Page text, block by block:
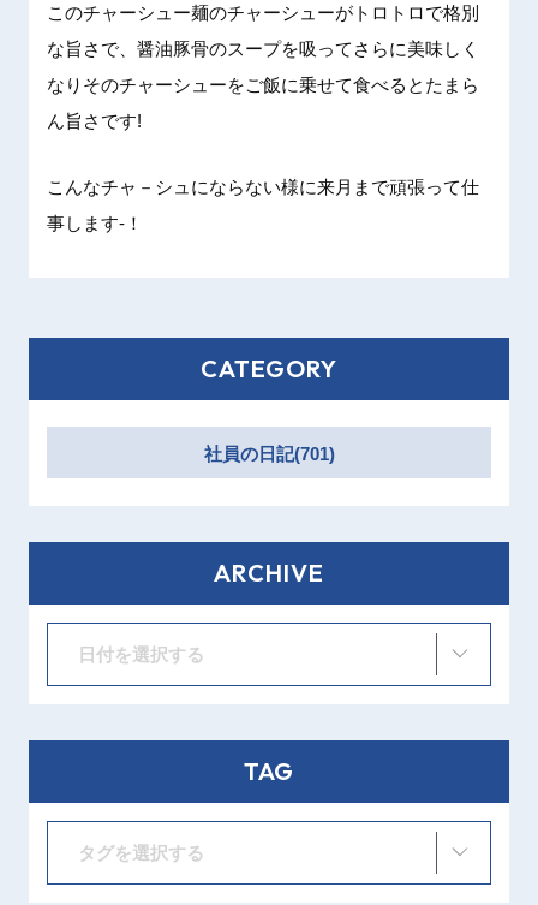
このチャーシュー麺のチャーシューがトロトロで格別
な旨さで、醤油豚骨のスープを吸ってさらに美味しく
なりそのチャーシューをご飯に乗せて食べるとたまら
ん旨さです!
こんなチャ－シュにならない様に来月まで頑張って仕
事します-！
CATEGORY
社員の日記(701)
ARCHIVE
日付を選択する
TAG
タグを選択する